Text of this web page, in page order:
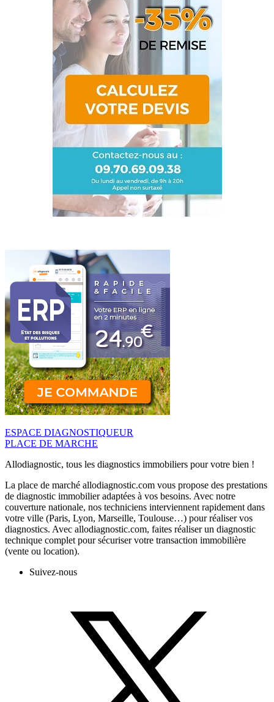
ESPACE DIAGNOSTIQUEUR
PLACE DE MARCHE
Allodiagnostic, tous les diagnostics immobiliers pour votre bien !
La place de marché allodiagnostic.com vous propose des prestations
de diagnostic immobilier adaptées à vos besoins. Avec notre
couverture nationale, nos techniciens interviennent rapidement dans
votre ville (Paris, Lyon, Marseille, Toulouse…) pour réaliser vos
diagnostics. Avec allodiagnostic.com, faites réaliser un diagnostic
technique complet pour sécuriser votre transaction immobilière
(vente ou location).
Suivez-nous